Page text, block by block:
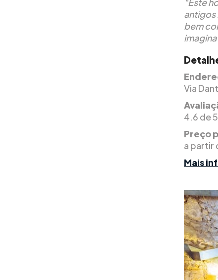
antigos
bem
Via
4.6 de
Preço
a partir
Mais